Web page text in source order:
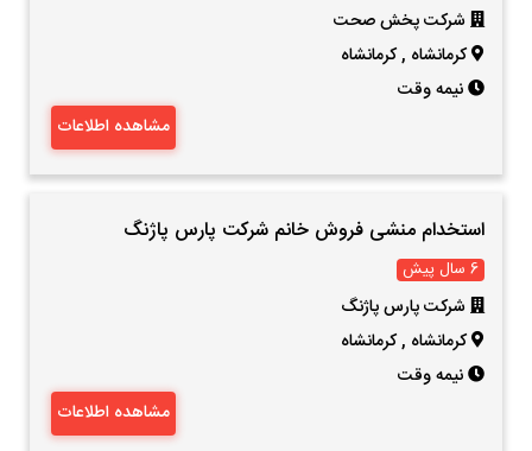
شرکت پخش صحت
کرمانشاه ,کرمانشاه
نیمه وقت
مشاهده اطلاعات
استخدام منشی فروش خانم شرکت پارس پاژنگ
6 سال پیش
شرکت پارس پاژنگ
کرمانشاه ,کرمانشاه
نیمه وقت
مشاهده اطلاعات